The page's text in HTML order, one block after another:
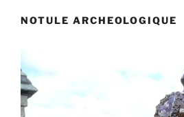
NOTULE ARCHEOLOGIQUE